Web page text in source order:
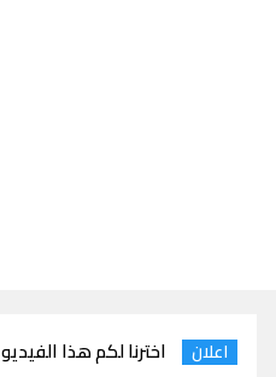
اعلان اخترنا لكم هذا الفيديو